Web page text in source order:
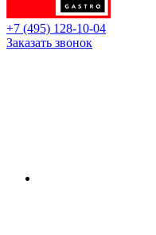
+7 (495) 128-10-04
Заказать звонок